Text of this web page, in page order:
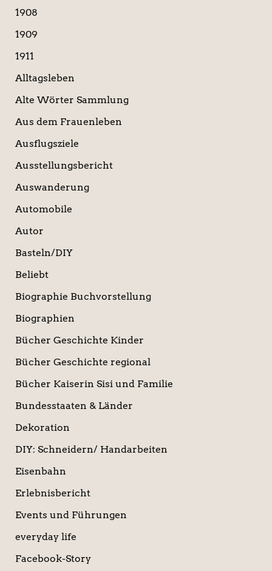
n
a
h
1908
1909
1911
Alltagsleben
Alte Wörter Sammlung
Aus dem Frauenleben
Ausflugsziele
Ausstellungsbericht
Auswanderung
Automobile
Autor
Basteln/DIY
Beliebt
Biographie Buchvorstellung
Biographien
Bücher Geschichte Kinder
Bücher Geschichte regional
Bücher Kaiserin Sisi und Familie
Bundesstaaten & Länder
Dekoration
DIY: Schneidern/ Handarbeiten
Eisenbahn
Erlebnisbericht
Events und Führungen
everyday life
Facebook-Story